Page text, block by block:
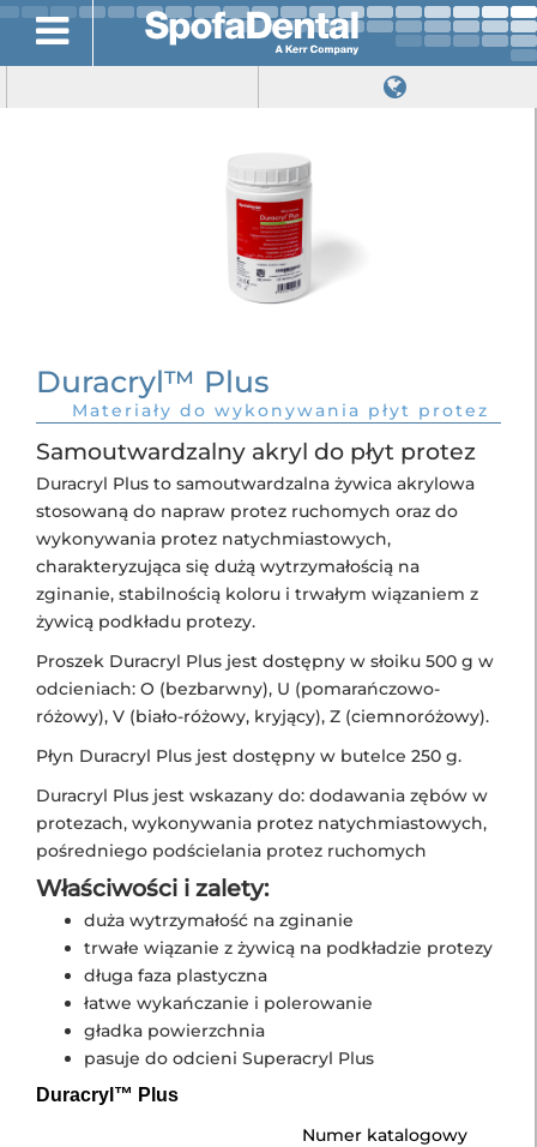
Duracryl™ Plus
Materiały do wykonywania płyt protez
Samoutwardzalny akryl do płyt protez
Duracryl Plus to samoutwardzalna żywica akrylowa
stosowaną do napraw protez ruchomych oraz do
wykonywania protez natychmiastowych,
charakteryzująca się dużą wytrzymałością na
zginanie, stabilnością koloru i trwałym wiązaniem z
żywicą podkładu protezy.
Proszek Duracryl Plus jest dostępny w słoiku 500 g w
odcieniach: O (bezbarwny), U (pomarańczowo-
różowy), V (biało-różowy, kryjący), Z (ciemnoróżowy).
Płyn Duracryl Plus jest dostępny w butelce 250 g.
Duracryl Plus jest wskazany do: dodawania zębów w
protezach, wykonywania protez natychmiastowych,
pośredniego podścielania protez ruchomych
Właściwości i zalety:
duża wytrzymałość na zginanie
trwałe wiązanie z żywicą na podkładzie protezy
długa faza plastyczna
łatwe wykańczanie i polerowanie
gładka powierzchnia
pasuje do odcieni Superacryl Plus
Duracryl™ Plus
Numer katalogowy